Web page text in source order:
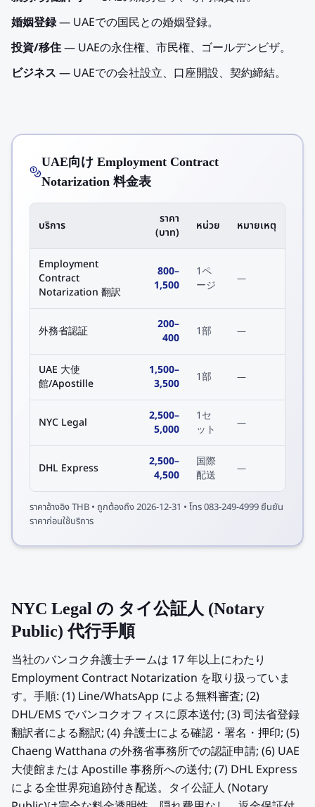
婚姻登録— UAEでの国民との婚姻登録。
投資/移住— UAEの永住権、市民権、ゴールデンビザ。
ビジネス — UAEでの会社設立、口座開設、契約締結。
UAE向け Employment Contract
Notarization 料金表
บริการ
ราคา
(บาท)
หน่วย หมายเหตุ
Employment
Contract
Notarization 翻訳
800–
1,500
1ペ
ージ
—
外務省認証 200–
400
1部 —
UAE 大使
館/Apostille
1,500–
3,500
1部 —
NYC Legal 2,500–
5,000
1セ
ット
—
DHL Express 2,500–
4,500
国際
配送
—
ราคาอ้างอิงTHB • ถูกต้องถึง2026-12-31 • โทร 083-249-4999 ยืนยัน
ราคาก่อนใช้บริการ
NYC Legal の タイ公証人 (Notary
Public) 代行手順
当社のバンコク弁護士チームは 17 年以上にわたり
Employment Contract Notarization を取り扱っていま
す。手順: (1) Line/WhatsApp による無料審査; (2)
DHL/EMS でバンコクオフィスに原本送付; (3) 司法省登録
翻訳者による翻訳; (4) 弁護士による確認・署名・押印; (5)
Chaeng Watthana の外務省事務所での認証申請; (6) UAE
大使館または Apostille 事務所への送付; (7) DHL Express
による全世界宛追跡付き配送。タイ公証人 (Notary